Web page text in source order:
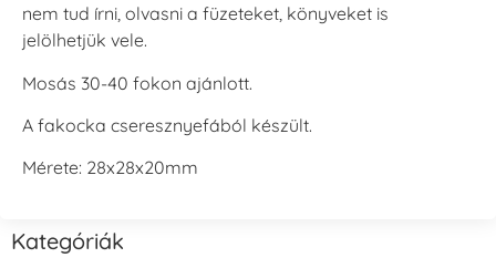
nem tud írni, olvasni a füzeteket, könyveket is
jelölhetjük vele.
Mosás 30-40 fokon ajánlott.
A fakocka cseresznyefából készült.
Mérete: 28x28x20mm
Kategóriák